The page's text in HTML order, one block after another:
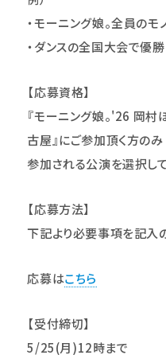
・モーニング娘。全員のモ
・ダンスの全国大会で
【応募資格】
『モーニング娘。'26 岡
古屋』にご参加頂く方のみ
参加される公演を選択して
【応募方法】
下記より必要事項を記入
応募はこちら
【受付締切】
5/25(月)12時まで